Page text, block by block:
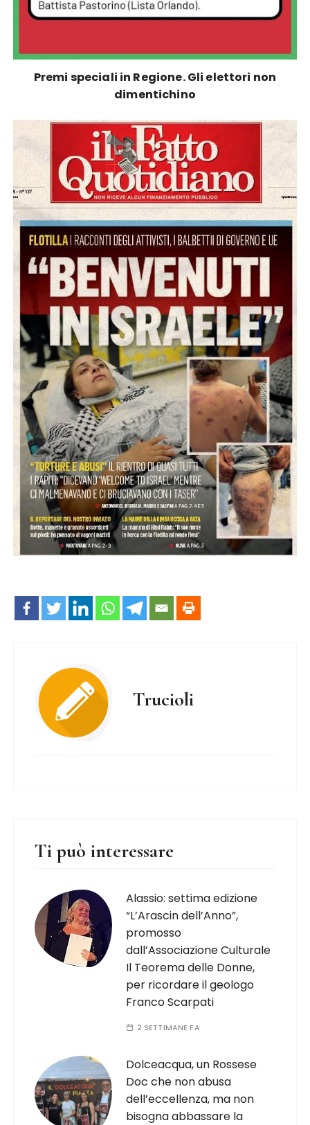
Premi speciali in Regione. Gli elettori non
dimentichino
Trucioli
Ti può interessare
Alassio: settima edizione
“L’Arascin dell’Anno”,
promosso
dall’Associazione Culturale
Il Teorema delle Donne,
per ricordare il geologo
Franco Scarpati
2 SETTIMANE FA
Dolceacqua, un Rossese
Doc che non abusa
dell’eccellenza, ma non
bisogna abbassare la